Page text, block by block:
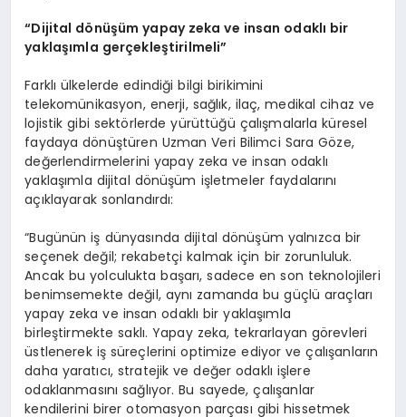
“Dijital dönüşüm yapay zeka ve insan odaklı bir
yaklaşımla gerçekleştirilmeli”
Farklı ülkelerde edindiği bilgi birikimini
telekomünikasyon, enerji, sağlık, ilaç, medikal cihaz ve
lojistik gibi sektörlerde yürüttüğü çalışmalarla küresel
faydaya dönüştüren Uzman Veri Bilimci Sara Göze,
değerlendirmelerini yapay zeka ve insan odaklı
yaklaşımla dijital dönüşüm işletmeler faydalarını
açıklayarak sonlandırdı:
“Bugünün iş dünyasında dijital dönüşüm yalnızca bir
seçenek değil; rekabetçi kalmak için bir zorunluluk.
Ancak bu yolculukta başarı, sadece en son teknolojileri
benimsemekte değil, aynı zamanda bu güçlü araçları
yapay zeka ve insan odaklı bir yaklaşımla
birleştirmekte saklı. Yapay zeka, tekrarlayan görevleri
üstlenerek iş süreçlerini optimize ediyor ve çalışanların
daha yaratıcı, stratejik ve değer odaklı işlere
odaklanmasını sağlıyor. Bu sayede, çalışanlar
kendilerini birer otomasyon parçası gibi hissetmek